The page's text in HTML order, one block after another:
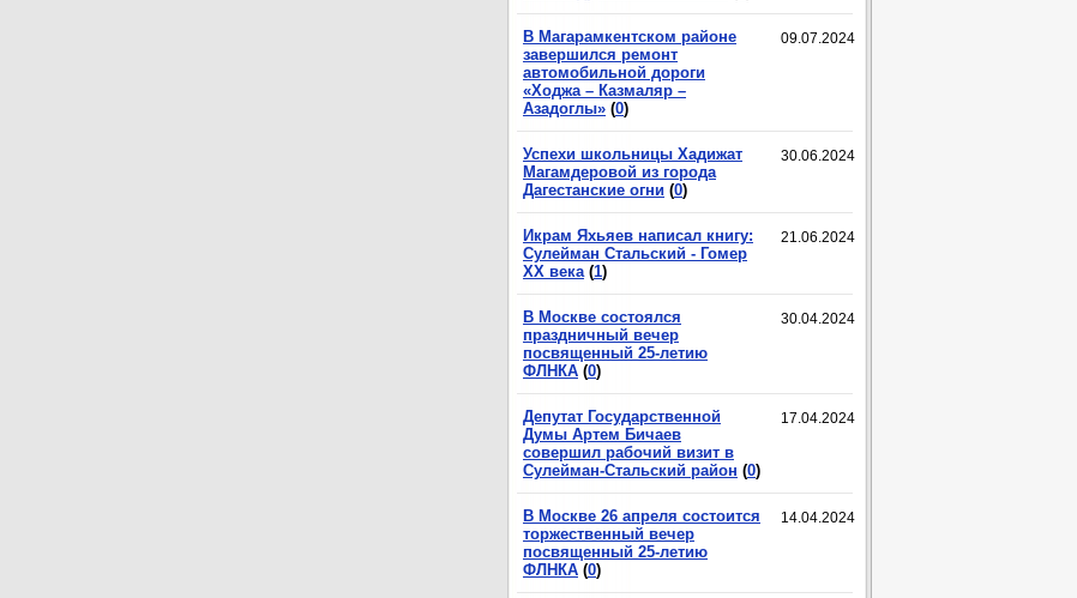
09.07.2024
В Магарамкентском районе
завершился ремонт
автомобильной дороги
«Ходжа – Казмаляр –
Азадоглы» (0)
30.06.2024
Успехи школьницы Хадижат
Магамдеровой из города
Дагестанские огни (0)
21.06.2024
Икрам Яхьяев написал книгу:
Сулейман Стальский - Гомер
XX века (1)
30.04.2024
В Москве состоялся
праздничный вечер
посвященный 25-летию
ФЛНКА (0)
17.04.2024
Депутат Государственной
Думы Артем Бичаев
совершил рабочий визит в
Сулейман-Стальский район (0)
14.04.2024
В Москве 26 апреля состоится
торжественный вечер
посвященный 25-летию
ФЛНКА (0)